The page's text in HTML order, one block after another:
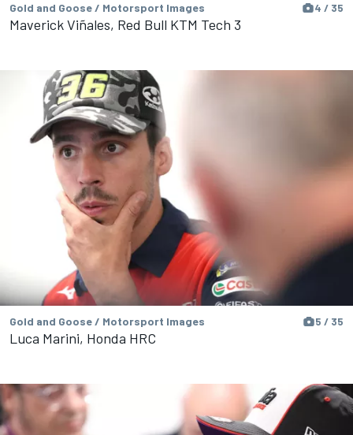
Gold and Goose / Motorsport Images 4 / 35
Maverick Viñales, Red Bull KTM Tech 3
Gold and Goose / Motorsport Images 5 / 35
Luca Marini, Honda HRC